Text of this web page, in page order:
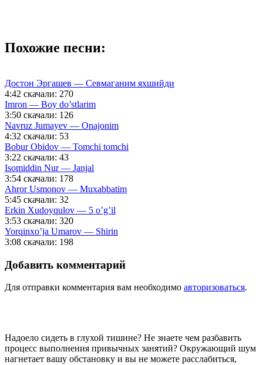
Похожие песни:
Достон Эргашев — Севмаганим яхшийди
4:42 скачали: 270
Imron — Boy do’stlarim
3:50 скачали: 126
Navruz Jumayev — Onajonim
4:32 скачали: 53
Bobur Obidov — Tomchi tomchi
3:22 скачали: 43
Isomiddin Nur — Janjal
3:54 скачали: 178
Ahror Usmonov — Muxabbatim
5:45 скачали: 32
Erkin Xudoyqulov — 5 o’g’il
3:53 скачали: 320
Yorqinxo’ja Umarov — Shirin
3:08 скачали: 198
Добавить комментарий
Для отправки комментария вам необходимо авторизоваться.
Надоело сидеть в глухой тишине? Не знаете чем разбавить
процесс выполнения привычных занятий? Окружающий шум
нагнетает вашу обстановку и вы не можете расслабиться,